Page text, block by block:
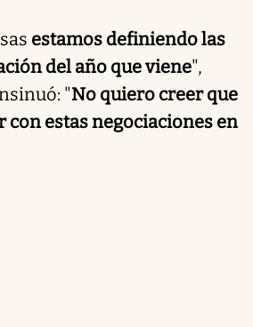
estamos definiendo las
del año que viene",
"No quiero creer que
con estas negociaciones en